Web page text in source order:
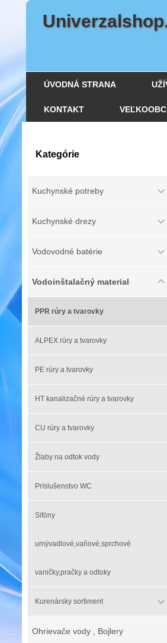
ÚVODNÁ STRANA
KONTAKT
Kategórie
Kuchynské potreby
Kuchynské drezy
Vodovodné batérie
Vodoinštalačný material
PPR rúry a tvarovky
ALPEX rúry a tvarovky
PE rúry a tvarovky
HT kanalizačné rúry a tvarovky
CU rúry a tvarovky
Žlaby na odtok vody
Príslušenstvo WC
Sifóny
umývadlové,vaňové,sprchové
vaničky,pračky a odtoky
Kurenársky sortiment
Ohrievače vody , Bojlery